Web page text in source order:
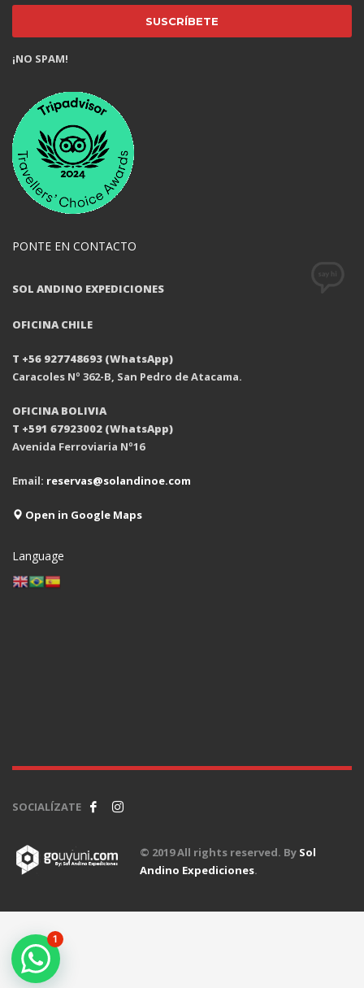
¡NO SPAM!
PONTE EN CONTACTO
SOL ANDINO EXPEDICIONES
OFICINA CHILE
T +56 927748693 (WhatsApp)
Caracoles Nº 362-B, San Pedro de Atacama.
OFICINA BOLIVIA
T +591 67923002 (WhatsApp)
Avenida Ferroviaria Nº16
Email: reservas@solandinoe.com
Open in Google Maps
Language
SOCIALÍZATE
© 2019 All rights reserved. By Sol
Andino Expediciones.
1